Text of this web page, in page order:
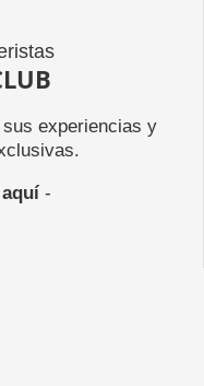
experiencias y
-